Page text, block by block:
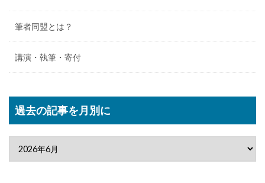
筆者同盟とは？
講演・執筆・寄付
過去の記事を月別に